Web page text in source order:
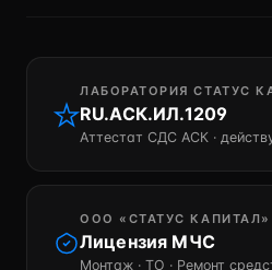
ЛАБОРАТОРИЯ СТАТУС
RU.АСК.ИЛ.1209
Аттестат СДС АСК ·
ООО «СТАТУС КАПИТАЛ»
Лицензия МЧС
Монтаж · ТО · Ремонт